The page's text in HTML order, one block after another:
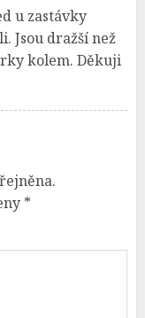
u zastávky
Jsou dražší než
kolem. Děkuji
*